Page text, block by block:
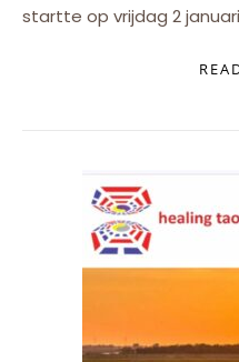
startte op vrijdag 2